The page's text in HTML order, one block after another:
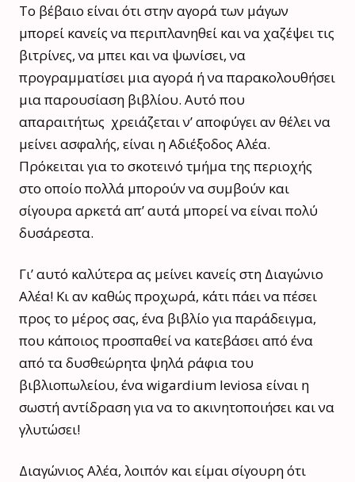
Το βέβαιο είναι ότι στην αγορά των μάγων
μπορεί κανείς να περιπλανηθεί και να χαζέψει τις
βιτρίνες, να μπει και να ψωνίσει, να
προγραμματίσει μια αγορά ή να παρακολουθήσει
μια παρουσίαση βιβλίου. Αυτό που
απαραιτήτως χρειάζεται ν’ αποφύγει αν θέλει να
μείνει ασφαλής, είναι η Αδιέξοδος Αλέα.
Πρόκειται για το σκοτεινό τμήμα της περιοχής
στο οποίο πολλά μπορούν να συμβούν και
σίγουρα αρκετά απ’ αυτά μπορεί να είναι πολύ
δυσάρεστα.
Γι’ αυτό καλύτερα ας μείνει κανείς στη Διαγώνιο
Αλέα! Κι αν καθώς προχωρά, κάτι πάει να πέσει
προς το μέρος σας, ένα βιβλίο για παράδειγμα,
που κάποιος προσπαθεί να κατεβάσει από ένα
από τα δυσθεώρητα ψηλά ράφια του
βιβλιοπωλείου, ένα wigardium leviosa είναι η
σωστή αντίδραση για να το ακινητοποιήσει και να
γλυτώσει!
Διαγώνιος Αλέα, λοιπόν και είμαι σίγουρη ότι